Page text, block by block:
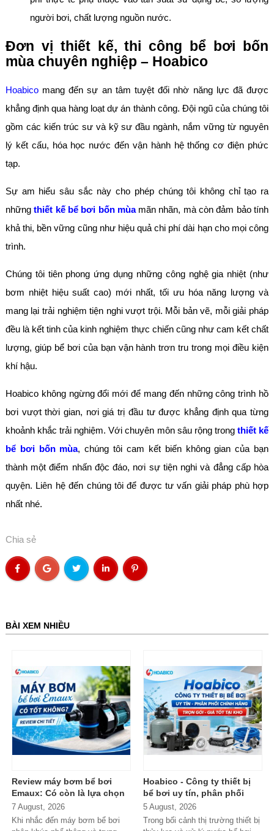
người bơi, chất lượng nguồn nước.
Đơn vị thiết kế, thi công bể bơi bốn
mùa chuyên nghiệp – Hoabico
Hoabicomang đến sự an tâm tuyệt đối nhờ năng lực đã được
khẳng định qua hàng loạt dự án thành công. Đội ngũ của chúng tôi
gồm các kiến trúc sư và kỹ sư đầu ngành, nắm vững từ nguyên
lý kết cấu, hóa học nước đến vận hành hệ thống cơ điện phức
tạp.
Sự am hiểu sâu sắc này cho phép chúng tôi không chỉ tạo ra
nhữngthiết kế bể bơi bốn mùamãn nhãn, mà còn đảm bảo tính
khả thi, bền vững cũng như hiệu quả chi phí dài hạn cho mọi công
trình.
Chúng tôi tiên phong ứng dụng những công nghệ gia nhiệt (như
bơm nhiệt hiệu suất cao) mới nhất, tối ưu hóa năng lượng và
mang lại trải nghiệm tiện nghi vượt trội. Mỗi bản vẽ, mỗi giải pháp
đều là kết tinh của kinh nghiệm thực chiến cũng như cam kết chất
lượng, giúp bể bơi của bạn vận hành trơn tru trong mọi điều kiện
khí hậu.
Hoabico không ngừng đổi mới để mang đến những công trình hồ
bơi vượt thời gian, nơi giá trị đầu tư được khẳng định qua từng
khoảnh khắc trải nghiệm. Với chuyên môn sâu rộng trong thiết kế
bể bơi bốn mùa, chúng tôi cam kết biến không gian của bạn
thành một điểm nhấn độc đáo, nơi sự tiện nghi và đẳng cấp hòa
quyện. Liên hệ đến chúng tôi để được tư vấn giải pháp phù hợp
nhất nhé.
Chia sẻ
BÀI XEM NHIỀU
Review máy bơm bể bơi
Emaux: Có còn là lựa chọn
đáng mua?
7 August, 2026
Khi nhắc đến máy bơm bể bơi
Hoabico - Công ty thiết bị
bể bơi uy tín, phân phối
chính hãng toàn quốc
5 August, 2026
Trong bối cảnh thị trường thiết bị